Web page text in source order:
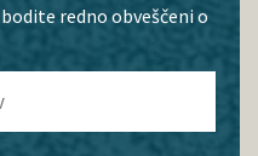
redno obveščeni o